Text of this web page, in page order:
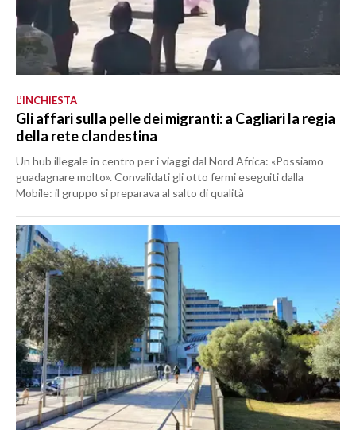
L’INCHIESTA
Gli affari sulla pelle dei migranti: a Cagliari la regia
della rete clandestina
Un hub illegale in centro per i viaggi dal Nord Africa: «Possiamo
guadagnare molto». Convalidati gli otto fermi eseguiti dalla
Mobile: il gruppo si preparava al salto di qualità